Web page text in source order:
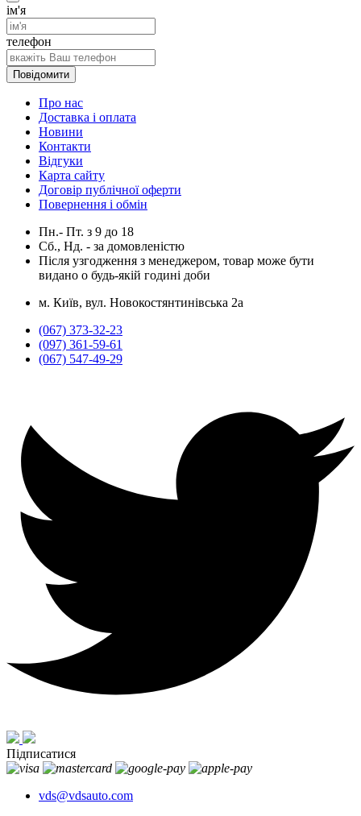
ім'я
телефон
Повідомити
Про нас
Доставка і оплата
Новини
Контакти
Відгуки
Карта сайту
Договір публічної оферти
Повернення і обмін
Пн.- Пт. з 9 до 18
Сб., Нд. - за домовленістю
Після узгодження з менеджером, товар може бути
видано о будь-якій годині доби
м. Київ, вул. Новокостянтинівська 2а
(067) 373-32-23
(097) 361-59-61
(067) 547-49-29
Підписатися
vds@vdsauto.com